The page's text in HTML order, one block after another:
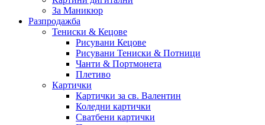
За Маникюр
Разпродажба
Тениски & Кецове
Рисувани Кецове
Рисувани Тениски & Потници
Чанти & Портмонета
Плетиво
Картички
Картички за св. Валентин
Коледни картички
Сватбени картички